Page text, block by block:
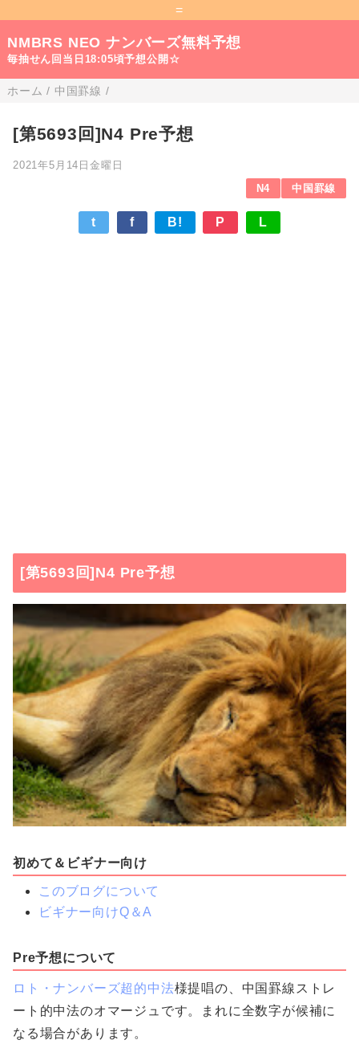
=
NMBRS NEO ナンバーズ無料予想
毎抽せん回当日18:05頃予想公開☆
ホーム / 中国罫線 /
[第5693回]N4 Pre予想
2021年5月14日金曜日
N4
中国罫線
t f B! P L
[第5693回]N4 Pre予想
初めて＆ビギナー向け
このブログについて
ビギナー向けQ＆A
Pre予想について
ロト・ナンバーズ超的中法様提唱の、中国罫線ストレ
ート的中法のオマージュです。まれに全数字が候補に
なる場合があります。